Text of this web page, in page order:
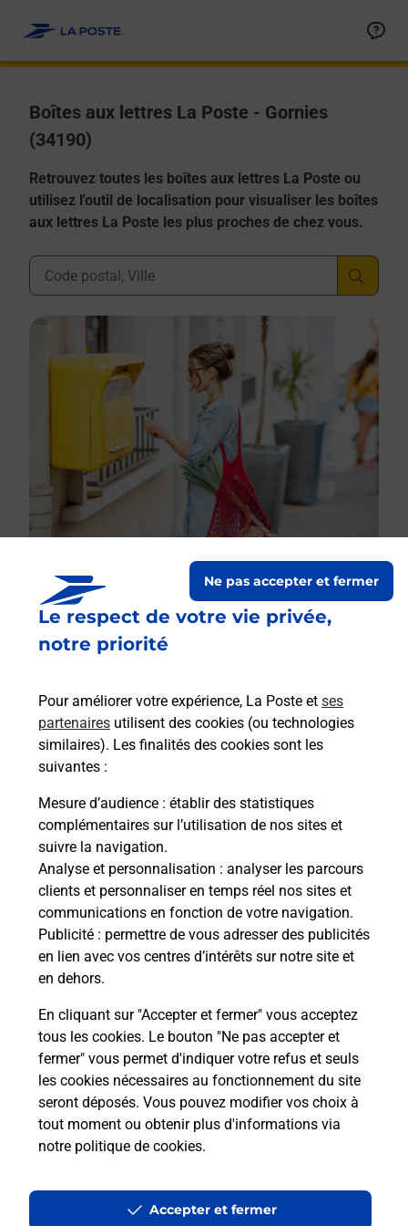
Le respect de votre vie privée,
notre priorité
Pour améliorer votre expérience, La Poste et ses
partenaires utilisent des cookies (ou technologies
similaires). Les finalités des cookies sont les
suivantes :
Mesure d’audience : établir des statistiques
complémentaires sur l’utilisation de nos sites et
suivre la navigation.
Analyse et personnalisation : analyser les parcours
clients et personnaliser en temps réel nos sites et
communications en fonction de votre navigation.
Publicité : permettre de vous adresser des publicités
en lien avec vos centres d’intérêts sur notre site et
en dehors.
En cliquant sur "Accepter et fermer" vous acceptez
tous les cookies. Le bouton "Ne pas accepter et
fermer" vous permet d'indiquer votre refus et seuls
les cookies nécessaires au fonctionnement du site
seront déposés. Vous pouvez modifier vos choix à
tout moment ou obtenir plus d'informations via
notre politique de cookies.
Ne pas accepter et fermer
Accepter et fermer
Boîtes aux lettres La Poste - Gornies
(34190)
Retrouvez toutes les boîtes aux lettres La Poste ou
utilisez l'outil de localisation pour visualiser les boîtes
aux lettres La Poste les plus proches de chez vous.
Ville, Département, Code Postal
Boîte aux lettres La Poste
Le Claux
34190 Gornies
Le lien s'ouvre dans un nouvel onglet
Boîte aux lettres La Poste
Prochaine collecte du courrierlundià 09h00
Place De La Mairie
34190 Gornies
Le lien s'ouvre dans un nouvel onglet
Localiser Liste Boîtes aux lettres Hérault Gornies
Accessibilité : partiellement conforme